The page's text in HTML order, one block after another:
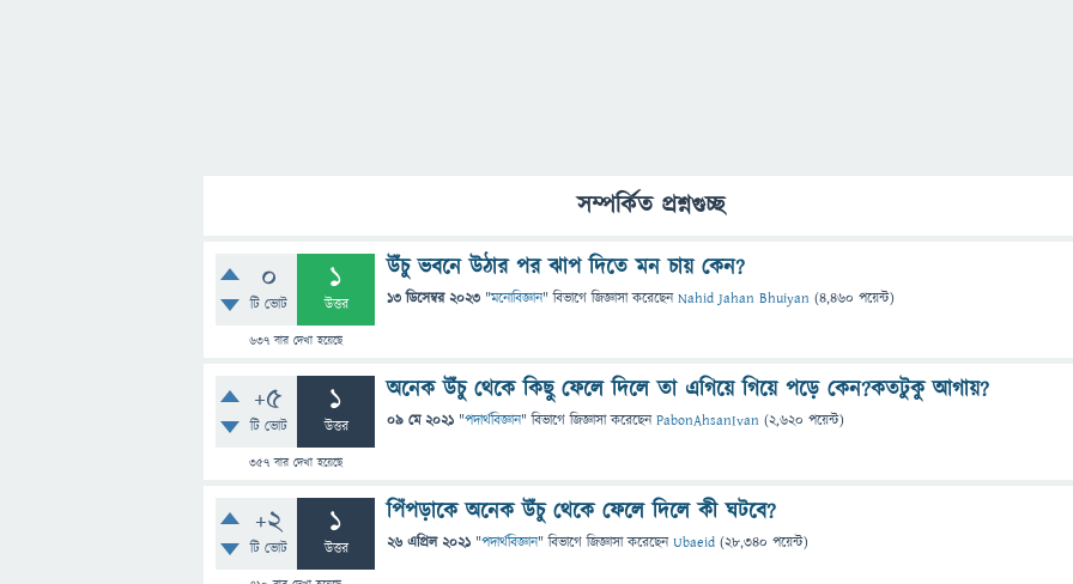
সম্পর্কিত প্রশ্নগুচ্ছ
0
টি ভোট
1
উত্তর
637বার দেখা হয়েছে
উঁচু ভবনে উঠার পর ঝাপ দিতে মন চায় কেন?
13 ডিসেম্বর 2023 "মনোবিজ্ঞান" বিভাগে জিজ্ঞাসাকরেছেনNahid Jahan Bhuiyan (4,460 পয়েন্ট)
+5
টি ভোট
1
উত্তর
357বার দেখা হয়েছে
অনেক উঁচু থেকে কিছু ফেলে দিলে তা এগিয়ে গিয়ে পড়ে কেন?কতটুকু আগায়?
09 মে 2021 "পদার্থবিজ্ঞান" বিভাগে জিজ্ঞাসাকরেছেনPabonAhsanIvan (2,620 পয়েন্ট)
+2
টি ভোট
1
উত্তর
পিঁপড়াকে অনেক উঁচু থেকে ফেলে দিলে কী ঘটবে?
26 এপ্রিল 2021 "পদার্থবিজ্ঞান" বিভাগে জিজ্ঞাসাকরেছেনUbaeid (28,340 পয়েন্ট)